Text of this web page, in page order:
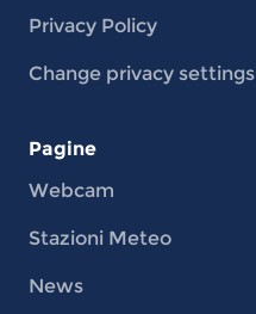
Privacy Policy
Change privacy settings
Pagine
Webcam
Stazioni Meteo
News